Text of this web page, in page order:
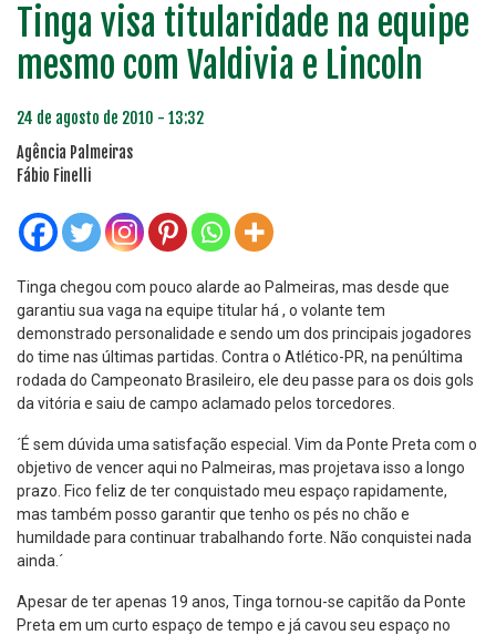
Tinga visa titularidade na equipe
mesmo com Valdivia e Lincoln
24 de agosto de 2010 - 13:32
Agência Palmeiras
Fábio Finelli
Tinga chegou com pouco alarde ao Palmeiras, mas desde que
garantiu sua vaga na equipe titular há , o volante tem
demonstrado personalidade e sendo um dos principais jogadores
do time nas últimas partidas. Contra o Atlético-PR, na penúltima
rodada do Campeonato Brasileiro, ele deu passe para os dois gols
da vitória e saiu de campo aclamado pelos torcedores.
´É sem dúvida uma satisfação especial. Vim da Ponte Preta com o
objetivo de vencer aqui no Palmeiras, mas projetava isso a longo
prazo. Fico feliz de ter conquistado meu espaço rapidamente,
mas também posso garantir que tenho os pés no chão e
humildade para continuar trabalhando forte. Não conquistei nada
ainda.´
Apesar de ter apenas 19 anos, Tinga tornou-se capitão da Ponte
Preta em um curto espaço de tempo e já cavou seu espaço no